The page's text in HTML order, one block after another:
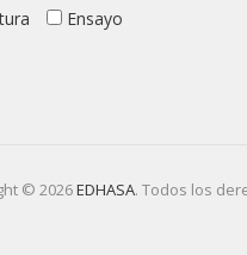
Ensayo
© 2026EDHASA. Todos los